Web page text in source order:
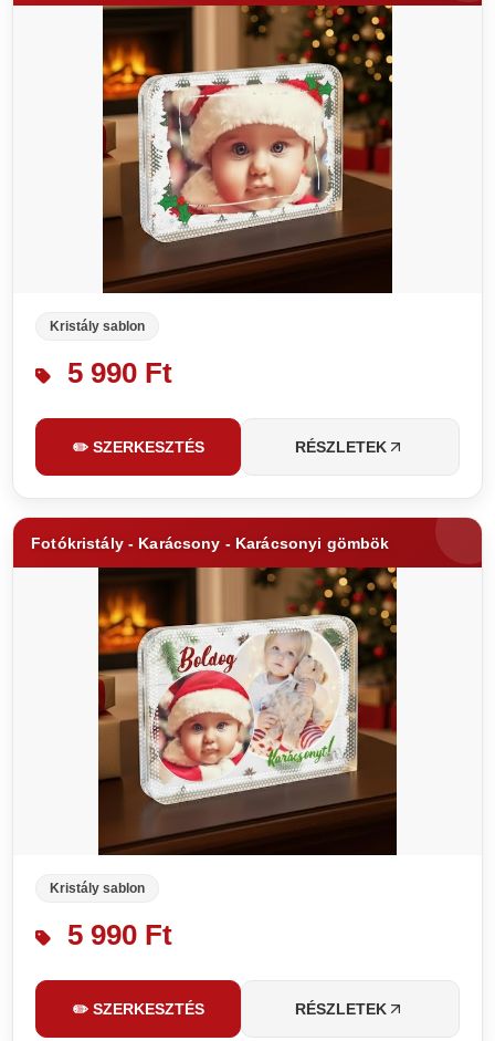
Kristály sablon
5 990 Ft
✏️ SZERKESZTÉS RÉSZLETEK
Fotókristály - Karácsony - Karácsonyi gömbök
Kristály sablon
5 990 Ft
✏️ SZERKESZTÉS RÉSZLETEK